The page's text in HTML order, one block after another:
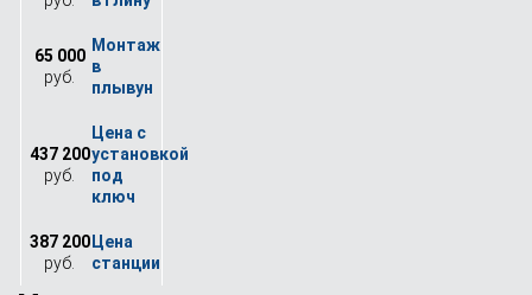
65 000
руб.
437 200
руб.
387 200
руб.